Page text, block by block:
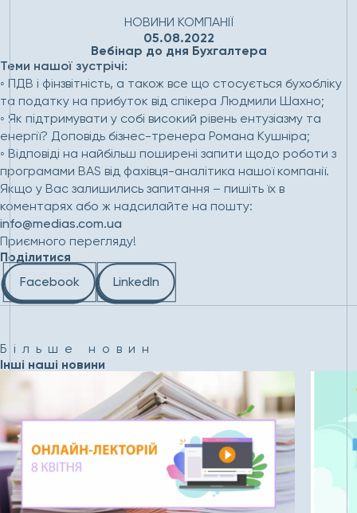
Вебінар до дня Бухгалтера
НОВИНИ КОМПАНІЇ
05.08.2022
Поділитися
Facebook
LinkedIn
Теми нашої зустрічі:
◦ ПДВ і фінзвітність, а також все що стосується бухобліку
та податку на прибуток від спікера Людмили Шахно;
◦ Як підтримувати у собі високий рівень ентузіазму та
енергії? Доповідь бізнес-тренера Романа Кушніра;
◦ Відповіді на найбільш поширені запити щодо роботи з
програмами BAS від фахівця-аналітика нашої компанії.
Якщо у Вас залишились запитання – пишіть їх в
коментарях або ж надсилайте на пошту:
info@medias.com.ua
Приємного перегляду!
Більше новин
Інші наші новини